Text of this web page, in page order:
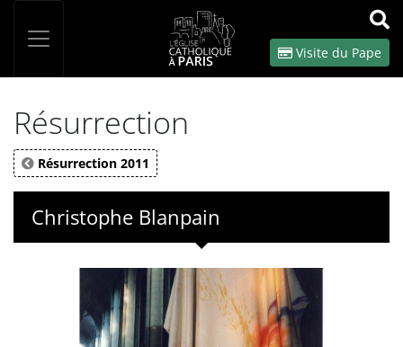
OK
Visite du Pape
Résurrection
Résurrection 2011
Christophe Blanpain
Panneau de gestion des cookies